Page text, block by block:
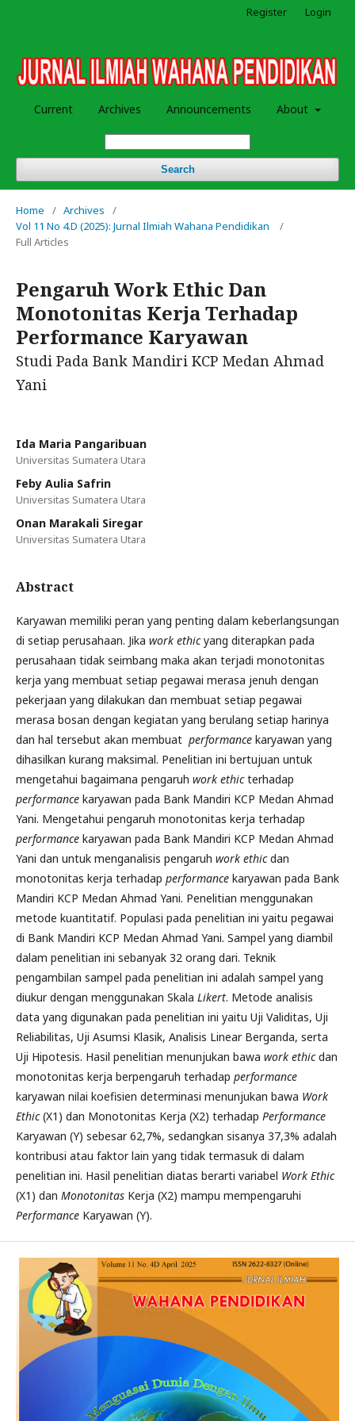
Current Archives Announcements About
Search
Register Login
Home / Archives
/
Vol 11 No 4.D (2025): Jurnal Ilmiah Wahana Pendidikan
/
Full Articles
Pengaruh Work Ethic Dan
Monotonitas Kerja Terhadap
Performance Karyawan
Studi Pada Bank Mandiri KCP Medan Ahmad
Yani
Ida Maria Pangaribuan
Universitas Sumatera Utara
Feby Aulia Safrin
Universitas Sumatera Utara
Onan Marakali Siregar
Universitas Sumatera Utara
Abstract
Karyawan memiliki peran yang penting dalam keberlangsungan
di setiap perusahaan. Jika work ethicyang diterapkan pada
perusahaan tidak seimbang maka akan terjadi monotonitas
kerja yang membuat setiap pegawai merasa jenuh dengan
pekerjaan yang dilakukan dan membuat setiap pegawai
merasa bosan dengan kegiatan yang berulang setiap harinya
dan hal tersebut akan membuat performance karyawan yang
dihasilkan kurang maksimal. Penelitian ini bertujuan untuk
mengetahui bagaimana pengaruh work ethicterhadap
performance karyawan pada Bank Mandiri KCP Medan Ahmad
Yani. Mengetahui pengaruh monotonitas kerja terhadap
performance karyawan pada Bank Mandiri KCP Medan Ahmad
Yani dan untuk menganalisis pengaruh work ethicdan
monotonitas kerja terhadap performance karyawan pada Bank
Mandiri KCP Medan Ahmad Yani. Penelitian menggunakan
metode kuantitatif. Populasi pada penelitian ini yaitu pegawai
di Bank Mandiri KCP Medan Ahmad Yani. Sampel yang diambil
dalam penelitian ini sebanyak 32 orang dari. Teknik
pengambilan sampel pada penelitian ini adalah sampel yang
diukur dengan menggunakan Skala Likert. Metode analisis
data yang digunakan pada penelitian ini yaitu Uji Validitas, Uji
Reliabilitas, Uji Asumsi Klasik, Analisis Linear Berganda, serta
Uji Hipotesis. Hasil penelitian menunjukan bawa work ethicdan
monotonitas kerja berpengaruh terhadap performance
karyawan nilai koefisien determinasi menunjukan bawa Work
Ethic(X1) dan Monotonitas Kerja (X2) terhadap Performance
Karyawan (Y) sebesar 62,7%, sedangkan sisanya 37,3% adalah
kontribusi atau faktor lain yang tidak termasuk di dalam
penelitian ini. Hasil penelitian diatas berarti variabel Work Ethic
(X1) dan Monotonitas Kerja (X2) mampu mempengaruhi
Performance Karyawan (Y).